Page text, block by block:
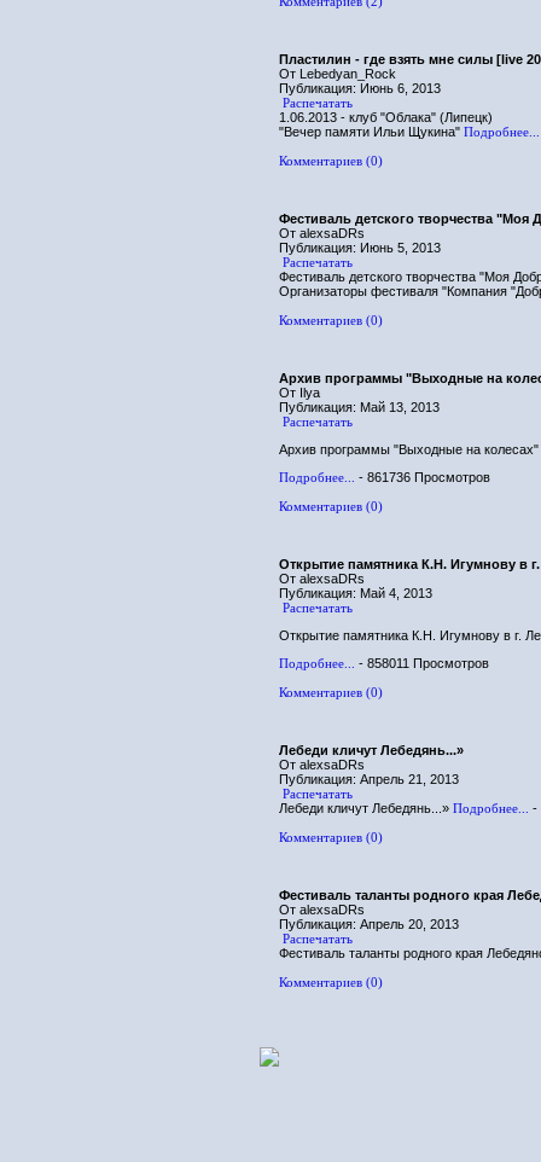
Пластилин - где взять мне силы [live
От Lebedyan_Rock
Публикация: Июнь 6, 2013
Распечатать
1.06.2013 - клуб "Облака" (Липецк)
"Вечер памяти Ильи Щукина" Подробнее...
Комментариев (0)
Фестиваль детского творчества "Моя
От alexsaDRs
Публикация: Июнь 5, 2013
Распечатать
Фестиваль детского творчества "Моя
Организаторы фестиваля "Компания
Комментариев (0)
Архив программы "Выходные на
От Ilya
Публикация: Май 13, 2013
Распечатать
Архив программы "Выходные на колесах"
Подробнее...
- 861736 Просмотров
Комментариев (0)
Открытие памятника К.Н. Игумнову в
От alexsaDRs
Публикация: Май 4, 2013
Распечатать
Открытие памятника К.Н. Игумнову в г.
Подробнее...
- 858011 Просмотров
Комментариев (0)
Лебеди кличут Лебедянь...»
От alexsaDRs
Публикация: Апрель 21, 2013
Распечатать
Лебеди кличут Лебедянь...» Подробнее...
-
Комментариев (0)
Фестиваль таланты родного края
От alexsaDRs
Публикация: Апрель 20, 2013
Распечатать
Фестиваль таланты родного края
Комментариев (0)